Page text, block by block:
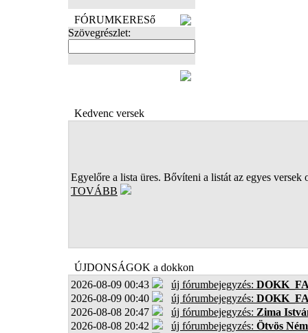
FÓRUMKERESő
Szövegrészlet:
Kedvenc versek
Egyelőre a lista üres. Bővíteni a listát az egyes versek
TOVÁBB
ÚJDONSÁGOK a dokkon
2026-08-09 00:43
új fórumbejegyzés:
2026-08-09 00:40
új fórumbejegyzés:
2026-08-08 20:47
új fórumbejegyzés: Zima
2026-08-08 20:42
új fórumbejegyzés: Ötvös